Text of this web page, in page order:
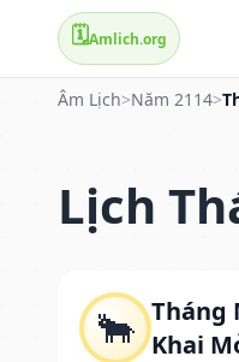
🗓️Amlich.org
Âm Lịch>Năm 2114>
Lịch
🐂 Tháng
Khai